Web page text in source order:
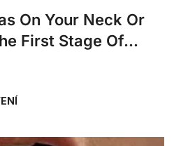
On Your Neck Or
First Stage Of...